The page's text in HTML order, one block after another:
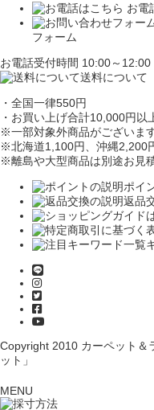
お電
フォーム
お電話受付時間 10:00～12:00
送料について
・全国一律550円
・お買い上げ合計10,000円以
※一部対象外商品がございます
※北海道1,100円 、沖縄2,200
※離島や大型商品は別途お見
ポイ
返品
Copyright 2010 カーペット＆
ット」
MENU